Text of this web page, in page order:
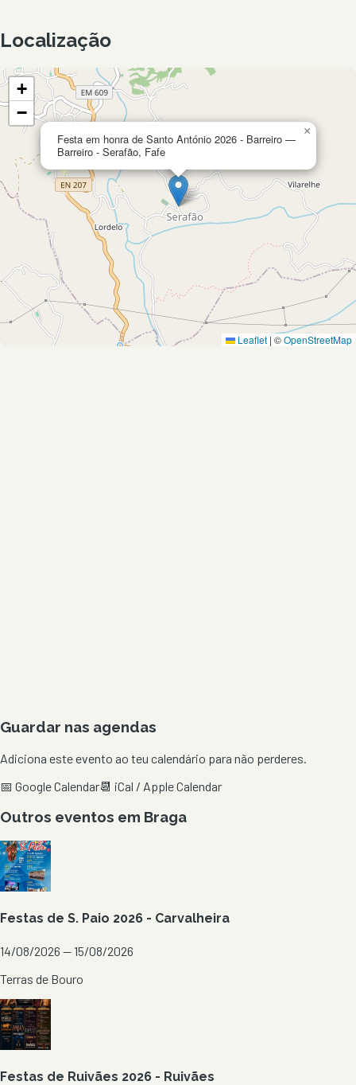
Localização
Festa em honra de Santo António 2026 - Barreiro —
Barreiro - Serafão, Fafe
×
+
−
Leaflet | ©OpenStreetMap
Guardar nas agendas
Adiciona este evento ao teu calendário para não perderes.
📅 Google Calendar📆 iCal / Apple Calendar
Outros eventos em Braga
Festas de S. Paio 2026 - Carvalheira
14/08/2026 — 15/08/2026
Terras de Bouro
Festas de Ruivães 2026 - Ruivães